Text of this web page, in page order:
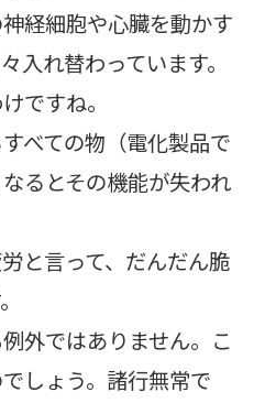
経細胞や心臓を動かす
入れ替わっています。
ですね。
べての物（電化製品で
るとその機能が失われ
と言って、だんだん脆
外ではありません。こ
しょう。諸行無常で